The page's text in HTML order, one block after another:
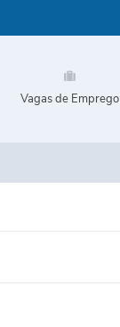
Vagas de Emprego